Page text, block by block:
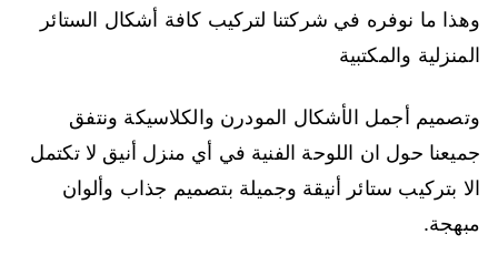
وهذا ما نوفره في شركتنا لتركيب كافة أشكال الستائر
المنزلية والمكتبية
وتصميم أجمل الأشكال المودرن والكلاسيكة ونتفق
جميعنا حول ان اللوحة الفنية في أي منزل أنيق لا تكتمل
الا بتركيب ستائر أنيقة وجميلة بتصميم جذاب وألوان
مبهجة.